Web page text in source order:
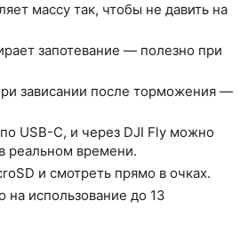
массу так, чтобы не давить на
запотевание — полезно при
зависании после торможения —
USB-C, и через DJI Fly можно
реальном времени.
и смотреть прямо в очках.
на использование до 13